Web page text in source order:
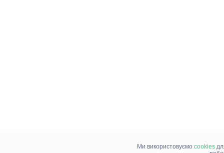
Ми використовуємо cookies